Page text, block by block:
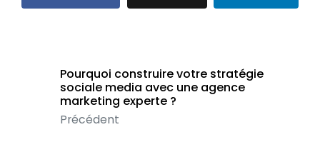
Pourquoi construire votre stratégie
sociale media avec une agence
marketing experte ?
Précédent